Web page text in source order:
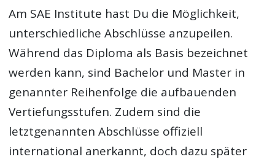
Am SAE Institute hast Du die Möglichkeit,
unterschiedliche Abschlüsse anzupeilen.
Während das Diploma als Basis bezeichnet
werden kann, sind Bachelor und Master in
genannter Reihenfolge die aufbauenden
Vertiefungsstufen. Zudem sind die
letztgenannten Abschlüsse offiziell
international anerkannt, doch dazu später